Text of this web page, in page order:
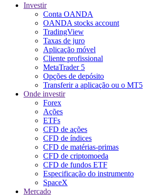
Investir
Conta OANDA
OANDA stocks account
TradingView
Taxas de juro
Aplicação móvel
Cliente profissional
MetaTrader 5
Opções de depósito
Transferir a aplicação ou o MT5
Onde investir
Forex
Ações
ETFs
CFD de ações
CFD de índices
CFD de matérias-primas
CFD de criptomoeda
CFD de fundos ETF
Especificação do instrumento
SpaceX
Mercado